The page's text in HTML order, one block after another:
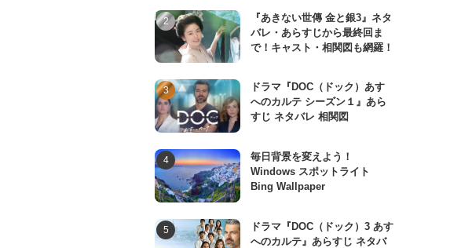
『あきない世傳 金と銀3』ネタ
バレ・あらすじから最終回ま
で！キャスト・相関図も網羅！
ドラマ『DOC（ドック）あす
へのカルテ シーズン１』あら
すじ ネタバレ 相関図
毎日背景を変えよう！
Windows スポットライト
Bing Wallpaper
ドラマ『DOC（ドック）3 あす
へのカルテ』あらすじ ネタバ